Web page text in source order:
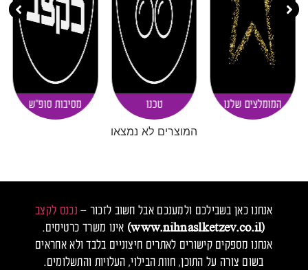
המומלצים שלנו טכנו מסיבות סופ"ש
המוצרים לא נמצאו
אנחנו כאן בשבילכם ולמענכם אבל חשוב לזכור – נכנס לקצב
(www.nihnaslketzev.co.il)
אינו משרד כרטיסים.
אנחנו מספקים קישורים לאתרים חיצוניים בלבד ולא אחראים
בשום צורה על התוכן, חוות הבילוי, העלויות והתשלומים.